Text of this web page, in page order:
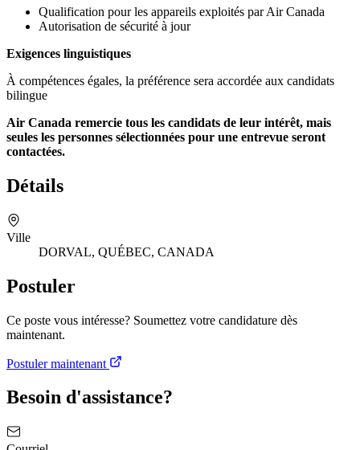
Qualification pour les appareils exploités par Air Canada
Autorisation de sécurité à jour
Exigences linguistiques
À compétences égales, la préférence sera accordée aux candidats
bilingue
Air Canada remercie tous les candidats de leur intérêt, mais
seules les personnes sélectionnées pour une entrevue seront
contactées.
Détails
Ville
DORVAL, QUÉBEC, CANADA
Postuler
Ce poste vous intéresse? Soumettez votre candidature dès
maintenant.
Postuler maintenant
Besoin d'assistance?